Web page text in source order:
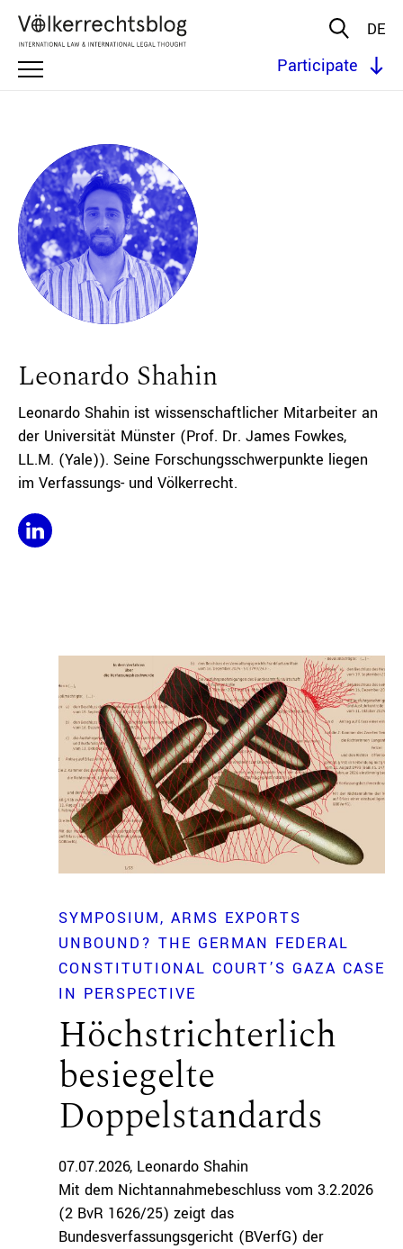
DE
Participate
Leonardo Shahin
Leonardo Shahin ist wissenschaftlicher Mitarbeiter an
der Universität Münster (Prof. Dr. James Fowkes,
LL.M. (Yale)). Seine Forschungsschwerpunkte liegen
im Verfassungs- und Völkerrecht.
SYMPOSIUM
ARMS EXPORTS
UNBOUND? THE GERMAN FEDERAL
CONSTITUTIONAL COURT’S GAZA CASE
IN PERSPECTIVE
Höchstrichterlich
besiegelte
Doppelstandards
07.07.2026 Leonardo Shahin
Mit dem Nichtannahmebeschluss vom 3.2.2026
(2 BvR 1626/25) zeigt das
Bundesverfassungsgericht (BVerfG) der